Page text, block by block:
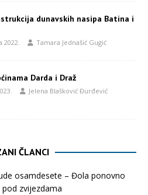
dunavskih nasipa Batina i
2022. Tamara Jednašić Gugić
Darda i Draž
Jelena Blašković Đurđević
ČLANCI
osamdesete – Đola ponovno
zvijezdama